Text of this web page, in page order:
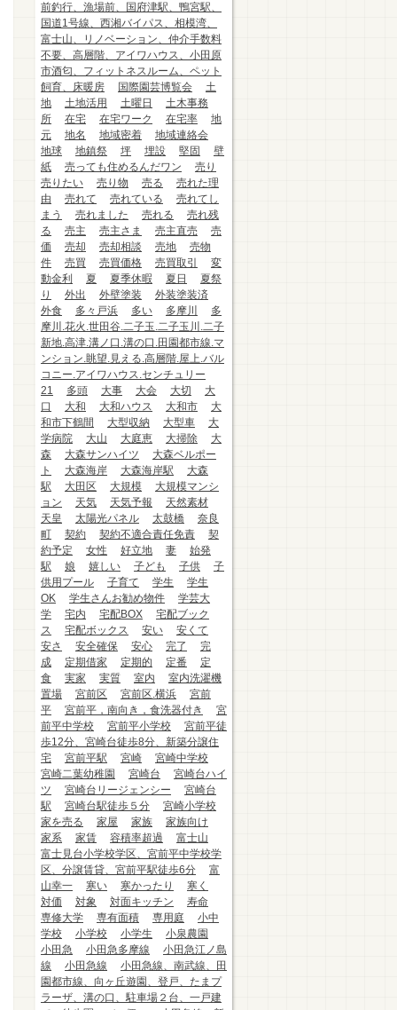
前釣行、漁場前、国府津駅、鴨宮駅、
国道1号線、西湘バイパス、相模湾、
富士山、リノベーション、仲介手数料
不要、高層階、アイワハウス、小田原
市酒匂、フィットネスルーム、ペット
飼育、床暖房
国際園芸博覧会
土
地
土地活用 土曜日
土木事務
所
在宅 在宅ワーク 在宅率
地
元
地名 地域密着
地域連絡会
地球
地鎮祭 坪 埋設 堅固
壁
紙
売っても住めるんだワン
売り
売りたい
売り物 売る
売れた理
由
売れて 売れている
売れてし
まう
売れました 売れる
売れ残
る
売主 売主さま 売主直売
売
価
売却 売却相談 売地
売物
件
売買 売買価格 売買取引
変
動金利
夏 夏季休暇 夏日
夏祭
り
外出 外壁塗装
外装塗装済
外食
多々戸浜 多い 多摩川
多
摩川.花火.世田谷.二子玉.二子玉川.二子
新地.高津.溝ノ口.溝の口.田園都市線.マ
ンション.眺望.見える.高層階.屋上.バル
コニー.アイワハウス.センチュリー
21
多頭 大事 大会 大切
大
口
大和 大和ハウス 大和市
大
和市下鶴間
大型収納 大型車
大
学病院
大山 大庭恵 大掃除
大
森
大森サンハイツ
大森ベルポー
ト
大森海岸 大森海岸駅
大森
駅
大田区 大規模
大規模マンシ
ョン
天気 天気予報
天然素材
天皇
太陽光パネル 太鼓橋
奈良
町
契約 契約不適合責任免責
契
約予定
女性 好立地 妻
始発
駅
娘 嬉しい 子ども 子供
子
供用プール
子育て 学生
学生
OK
学生さんお勧め物件
学芸大
学
宅内 宅配BOX
宅配ブック
ス
宅配ボックス 安い
安くて
安さ
安全確保 安心 完了
完
成
定期借家 定期的 定番
定
食
実家 実質 室内
室内洗濯機
置場
宮前区 宮前区.横浜
宮前
平
宮前平，南向き，食洗器付き
宮
前平中学校
宮前平小学校
宮前平徒
歩12分、宮崎台徒歩8分、新築分譲住
宅
宮前平駅 宮崎
宮崎中学校
宮崎二葉幼稚園
宮崎台
宮崎台ハイ
ツ
宮崎台リージェンシー
宮崎台
駅
宮崎台駅徒歩５分
宮崎小学校
家を売る
家屋 家族
家族向け
家系
家賃 容積率超過
富士山
富士見台小学校学区、宮前平中学校学
区、分譲賃貸、宮前平駅徒歩6分
富
山幸一
寒い 寒かったり
寒く
対価
対象 対面キッチン
寿命
専修大学
専有面積 専用庭
小中
学校
小学校 小学生
小泉農園
小田急
小田急多摩線
小田急江ノ島
線
小田急線
小田急線、南武線、田
園都市線、向ヶ丘遊園、登戸、たまプ
ラーザ、溝の口、駐車場２台、一戸建